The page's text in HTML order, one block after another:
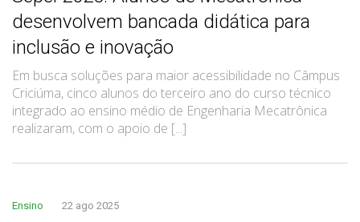
desenvolvem bancada didática para
inclusão e inovação
Em busca soluções para maior acessibilidade no Câmpus
Criciúma, cinco alunos do terceiro ano do curso técnico
integrado ao ensino médio de Engenharia Mecatrônica
realizaram, com o apoio de [...]
Ensino 22 ago 2025